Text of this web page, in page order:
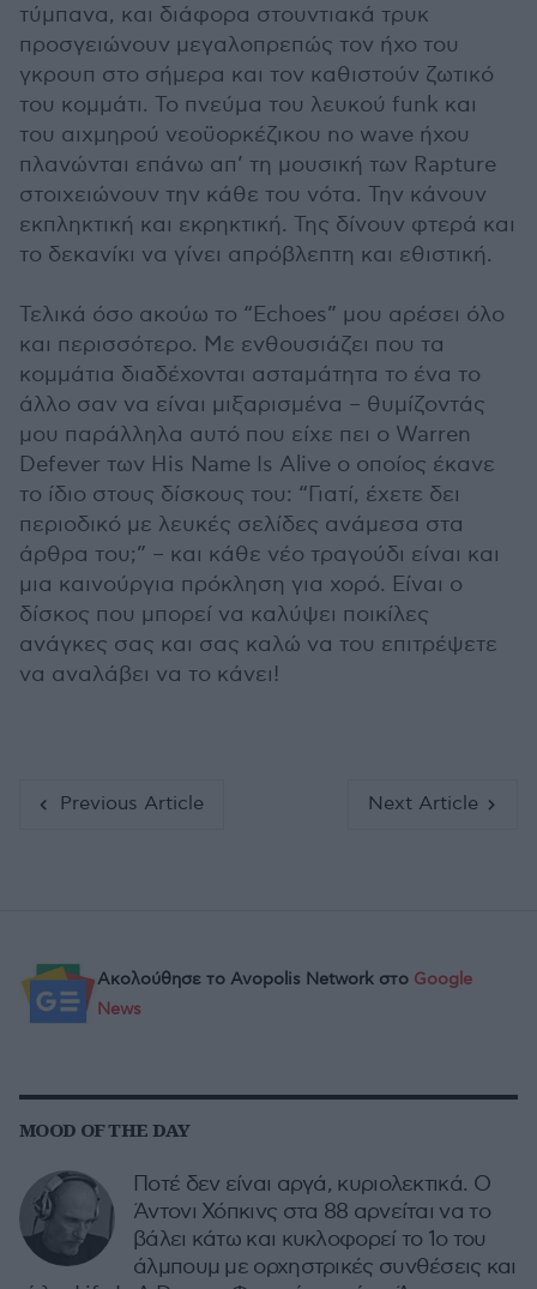
τύμπανα, και διάφορα στουντιακά τρυκ
προσγειώνουν μεγαλοπρεπώς τον ήχο του
γκρουπ στο σήμερα και τον καθιστούν ζωτικό
του κομμάτι. Το πνεύμα του λευκού funk και
του αιχμηρού νεοϋορκέζικου no wave ήχου
πλανώνται επάνω απ’ τη μουσική των Rapture
στοιχειώνουν την κάθε του νότα. Την κάνουν
εκπληκτική και εκρηκτική. Της δίνουν φτερά και
το δεκανίκι να γίνει απρόβλεπτη και εθιστική.
Τελικά όσο ακούω το “Echoes” μου αρέσει όλο
και περισσότερο. Με ενθουσιάζει που τα
κομμάτια διαδέχονται ασταμάτητα το ένα το
άλλο σαν να είναι μιξαρισμένα – θυμίζοντάς
μου παράλληλα αυτό που είχε πει ο Warren
Defever των His Name Is Alive ο οποίος έκανε
το ίδιο στους δίσκους του: “Γιατί, έχετε δει
περιοδικό με λευκές σελίδες ανάμεσα στα
άρθρα του;” – και κάθε νέο τραγούδι είναι και
μια καινούργια πρόκληση για χορό. Είναι ο
δίσκος που μπορεί να καλύψει ποικίλες
ανάγκες σας και σας καλώ να του επιτρέψετε
να αναλάβει να το κάνει!
Ακολούθησε το Avopolis Network στο Google
News
MOOD OF THE DAY
Ποτέ δεν είναι αργά, κυριολεκτικά. Ο
Άντονι Χόπκινς στα 88 αρνείται να το
βάλει κάτω και κυκλοφορεί το 1ο του
άλμπουμ με ορχηστρικές συνθέσεις και
Previous Article Next Article